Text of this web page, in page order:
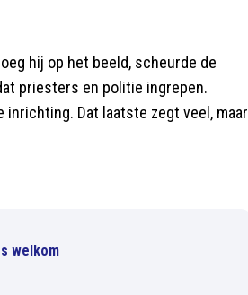
hij op het beeld, scheurde de
priesters en politie ingrepen.
Dat laatste zegt veel, maar
welkom